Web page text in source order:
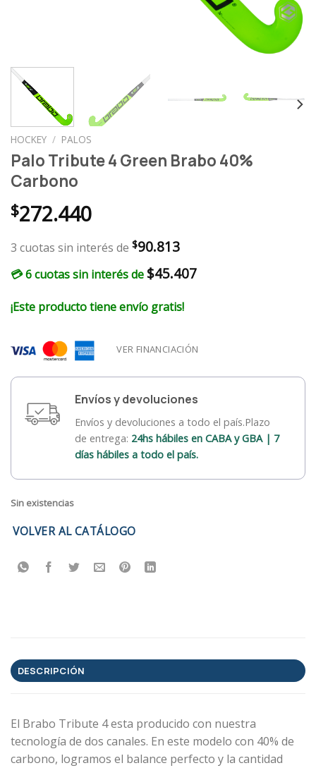
HOCKEY / PALOS
Palo Tribute 4 Green Brabo 40%
Carbono
$272.440
3 cuotas sin interés de $90.813
💳 6 cuotas sin interés de $45.407
¡Este producto tiene envío gratis!
VER FINANCIACIÓN
Envíos y devoluciones
Envíos y devoluciones a todo el país.Plazo
de entrega: 24hs hábiles en CABA y GBA | 7
días hábiles a todo el país.
Sin existencias
VOLVER AL CATÁLOGO
DESCRIPCIÓN
El Brabo Tribute 4 esta producido con nuestra
tecnología de dos canales. En este modelo con 40% de
carbono, logramos el balance perfecto y la cantidad